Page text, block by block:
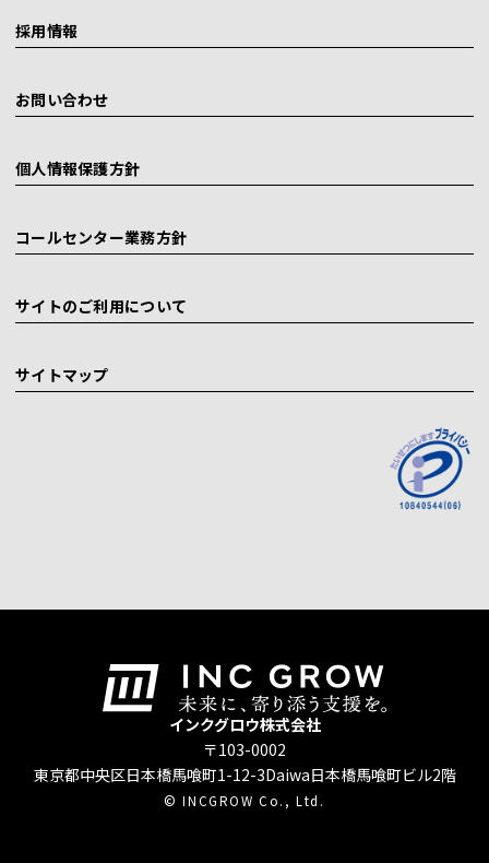
採用情報
お問い合わせ
個人情報保護方針
コールセンター業務方針
サイトのご利用について
サイトマップ
インクグロウ株式会社
〒103-0002
東京都中央区日本橋馬喰町1-12-3Daiwa日本橋馬喰町ビル2階
© INCGROW Co., Ltd.